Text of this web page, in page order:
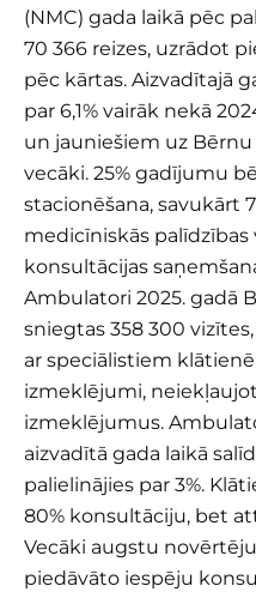
(NMC) gada laikā pēc
70 366 reizes, uzrādot
pēc kārtas. Aizvadītajā
par 6,1% vairāk nekā
un jauniešiem uz
vecāki. 25% gadījumu
stacionēšana, savukārt
medicīniskās palīdzības
konsultācijas
Ambulatori 2025. gadā
sniegtas 358 300
ar speciālistiem
izmeklējumi,
izmeklējumus.
aizvadītā gada laikā
palielinājies par 3%.
80% konsultāciju, bet
Vecāki augstu
piedāvāto iespēju